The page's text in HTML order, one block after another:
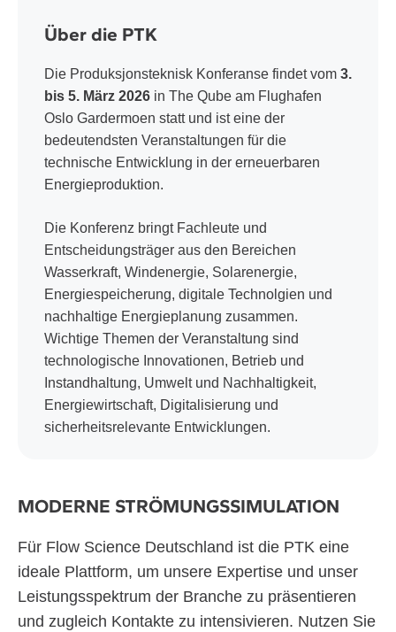
Über die PTK
Die Produksjonsteknisk Konferanse findet vom 3.
bis 5. März 2026 in The Qube am Flughafen
Oslo Gardermoen statt und ist eine der
bedeutendsten Veranstaltungen für die
technische Entwicklung in der erneuerbaren
Energieproduktion.
Die Konferenz bringt Fachleute und
Entscheidungsträger aus den Bereichen
Wasserkraft, Windenergie, Solarenergie,
Energiespeicherung, digitale Technolgien und
nachhaltige Energieplanung zusammen.
Wichtige Themen der Veranstaltung sind
technologische Innovationen, Betrieb und
Instandhaltung, Umwelt und Nachhaltigkeit,
Energiewirtschaft, Digitalisierung und
sicherheitsrelevante Entwicklungen.
MODERNE STRÖMUNGSSIMULATION
Für Flow Science Deutschland ist die PTK eine
ideale Plattform, um unsere Expertise und unser
Leistungsspektrum der Branche zu präsentieren
und zugleich Kontakte zu intensivieren. Nutzen Sie